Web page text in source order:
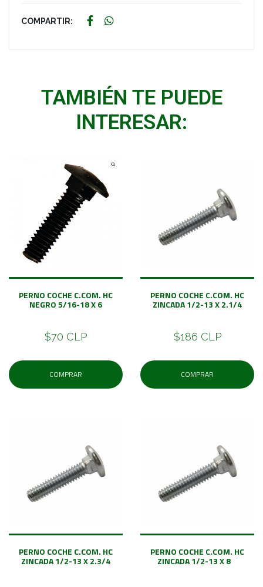
COMPARTIR:
TAMBIÉN TE PUEDE
INTERESAR:
PERNO COCHE C.COM. HC
NEGRO 5/16-18 X 6
$70 CLP
COMPRAR
PERNO COCHE C.COM. HC
ZINCADA 1/2-13 X 2.1/4
$186 CLP
COMPRAR
PERNO COCHE C.COM. HC
ZINCADA 1/2-13 X 2.3/4
PERNO COCHE C.COM. HC
ZINCADA 1/2-13 X 8